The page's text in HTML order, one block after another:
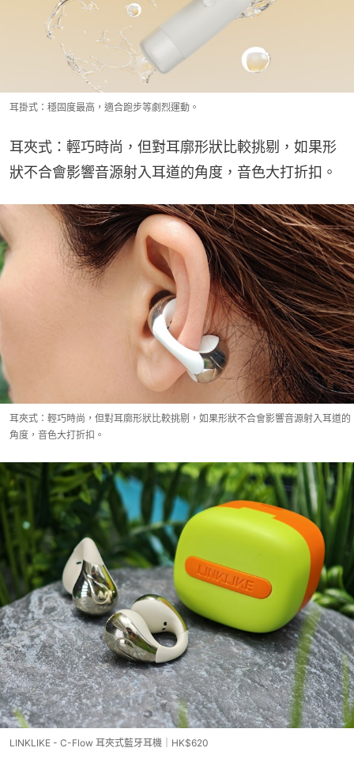
耳掛式：穩固度最高，適合跑步等劇烈運動。
耳夾式：輕巧時尚，但對耳廓形狀比較挑剔，如果形
狀不合會影響音源射入耳道的角度，音色大打折扣。
耳夾式：輕巧時尚，但對耳廓形狀比較挑剔，如果形狀不合會影響音源射入耳道的
角度，音色大打折扣。
LINKLIKE - C-Flow 耳夾式藍牙耳機｜HK$620